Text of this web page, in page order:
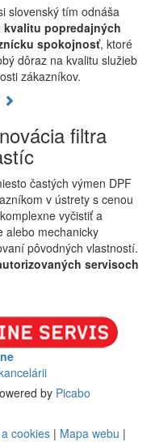
slovenský tím odnáša
kvalitu popredajných
spokojnosť, ktoré
dôraz na kvalitu služieb
zákazníkov.
filtra
častých výmen DPF
v ústrety s cenou
vyčistiť a
alebo mechanicky
pôvodných vlastností.
servisoch
by Picabo
cookies | Mapa webu |